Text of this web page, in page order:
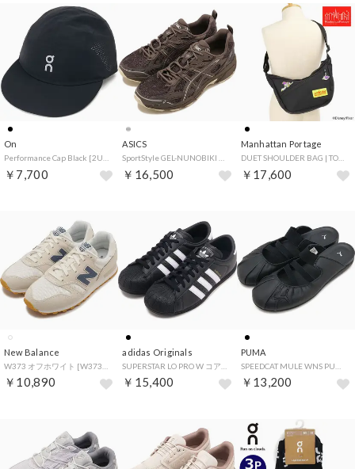
On
￥7,700
ASICS
￥16,500
Manhattan Portage
DUET SHOULDER BAG | TOY STORY Black [MP2409TOY] （Black）
￥17,600
New Balance
￥10,890
adidas Originals
￥15,400
PUMA
￥13,200